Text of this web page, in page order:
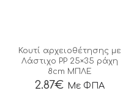
Κουτί αρχειοθέτησης με
Λάστιχο ΡΡ 25×35 ράχη
8cm ΜΠΛΕ
2.87€ Με ΦΠΑ